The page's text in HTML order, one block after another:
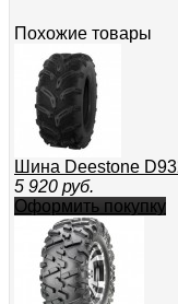
Похожие товары
Шина Deestone
5 920 руб.
Оформить покупку